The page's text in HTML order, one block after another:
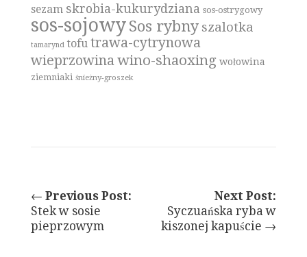
sezam skrobia-kukurydziana sos-ostrygowy
sos-sojowy Sos rybny szalotka
tamarynd tofu trawa-cytrynowa
wieprzowinawino-shaoxing wołowina
ziemniaki śnieżny-groszek
Next Post:
Syczuańska ryba w
kiszonej kapuście →
← Previous Post:
Stek w sosie
pieprzowym